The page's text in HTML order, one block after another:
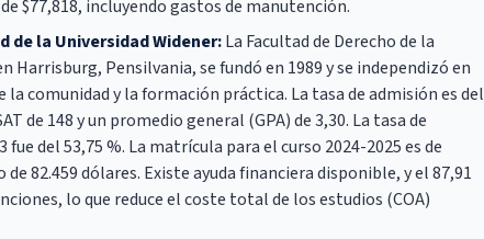
$77,818, incluyendo gastos de manutención.
de la Universidad Widener:La Facultad de Derecho de la
Harrisburg, Pensilvania, se fundó en 1989 y se independizó en
la comunidad y la formación práctica. La tasa de admisión es del
de 148 y un promedio general (GPA) de 3,30. La tasa de
del 53,75 %. La matrícula para el curso 2024-2025 es de
82.459 dólares. Existe ayuda financiera disponible, y el 87,91
lo que reduce el coste total de los estudios (COA)